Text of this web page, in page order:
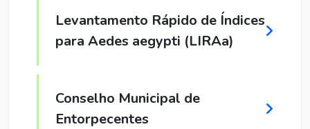
Levantamento Rápido de Índices
para Aedes aegypti (LIRAa)
Conselho Municipal de
Entorpecentes